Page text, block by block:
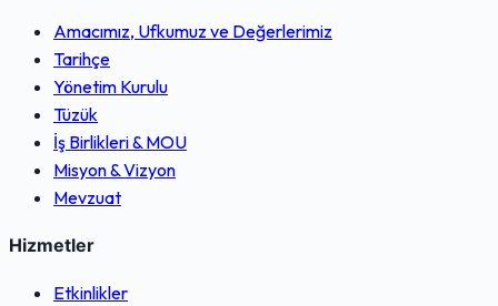
Amacımız, Ufkumuz ve Değerlerimiz
Tarihçe
Yönetim Kurulu
Tüzük
İş Birlikleri & MOU
Misyon & Vizyon
Mevzuat
Hizmetler
Etkinlikler